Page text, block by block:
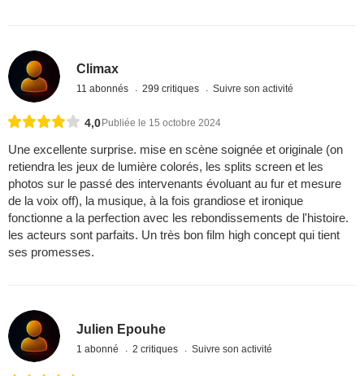
Climax
11 abonnés 299 critiques Suivre son activité
4,0 Publiée le 15 octobre 2024
Une excellente surprise. mise en scène soignée et originale (on
retiendra les jeux de lumière colorés, les splits screen et les
photos sur le passé des intervenants évoluant au fur et mesure
de la voix off), la musique, à la fois grandiose et ironique
fonctionne a la perfection avec les rebondissements de l'histoire.
les acteurs sont parfaits. Un très bon film high concept qui tient
ses promesses.
Julien Epouhe
1 abonné 2 critiques Suivre son activité